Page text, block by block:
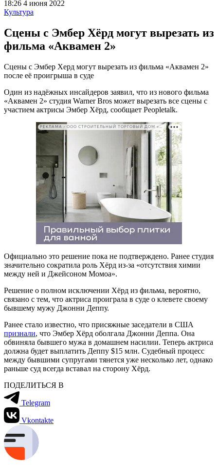
18:26 4 июня 2022
Культура
Сцены с Эмбер Хёрд могут вырезать из
фильма «Аквамен 2»
Сцены с Эмбер Херд могут вырезать из фильма «Аквамен 2»
после её проигрыша в суде
Один из надёжных инсайдеров заявил, что из нового фильма
«Аквамен 2» студия Warner Bros может вырезать все сцены с
участием актрисы Эмбер Хёрд, сообщает Peopletalk.
РЕКЛАМА • ООО СТРОИТЕЛЬНЫЙ ТОРГОВЫЙ ДОМ «ПЕТРОВИЧ». ИНН: 7802348846
Официально это решение пока не подтверждено. Ранее студия
значительно сократила роль Хёрд из-за «отсутствия химии
между ней и Джейсоном Момоа».
Решение о полном исключении Хёрд из фильма, вероятно,
связано с тем, что актриса проиграла в суде о клевете своему
бывшему мужу Джонни Деппу.
Ранее стало известно, что присяжные заседатели в США
признали, что Эмбер Хёрд оболгала Джонни Деппа. Она
обвиняла бывшего мужа в домашнем насилии. Теперь актриса
должна будет выплатить Деппу $15 млн. Судебный процесс
между бывшими супругами тянется уже несколько лет, однако
раньше суд всегда вставал на сторону Хёрд.
ПОДЕЛИТЬСЯ В
Telegram
Vkontakte